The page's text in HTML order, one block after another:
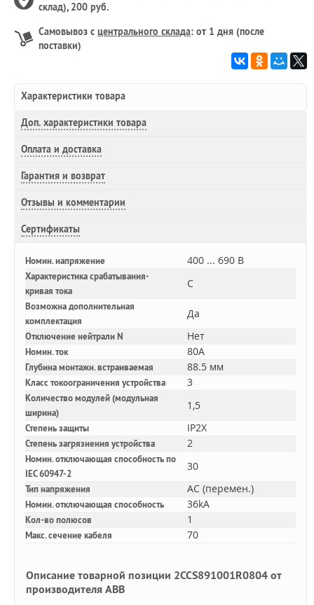
склад), 200 руб.
Самовывоз с центрального склада: от 1 дня (после
поставки)
Характеристики товара
Доп. характеристики товара
Оплата и доставка
Гарантия и возврат
Отзывы и комментарии
Сертификаты
Номин. напряжение 400 ... 690 В
Характеристика срабатывания-
кривая тока
C
Возможна дополнительная
комплектация
Да
Отключение нейтрали N Нет
Номин. ток 80A
Глубина монтажн. встраиваемая 88.5 мм
Класс токоограничения устройства 3
Количество модулей (модульная
ширина)
1,5
Степень защиты IP2X
Степень загрязнения устройства 2
Номин. отключающая способность по
IEC 60947-2
30
Тип напряжения AC (перемен.)
Номин. отключающая способность 36kA
Кол-во полюсов 1
Макс. сечение кабеля 70
Описание товарной позиции 2CCS891001R0804 от
производителя ABB